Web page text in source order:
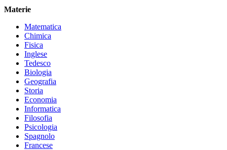
Materie
Matematica
Chimica
Fisica
Inglese
Tedesco
Biologia
Geografia
Storia
Economia
Informatica
Filosofia
Psicologia
Spagnolo
Francese